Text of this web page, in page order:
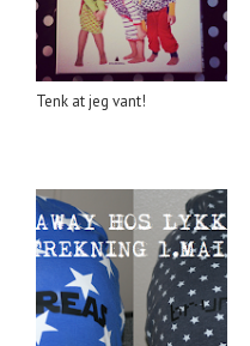
Tenk at jeg vant!